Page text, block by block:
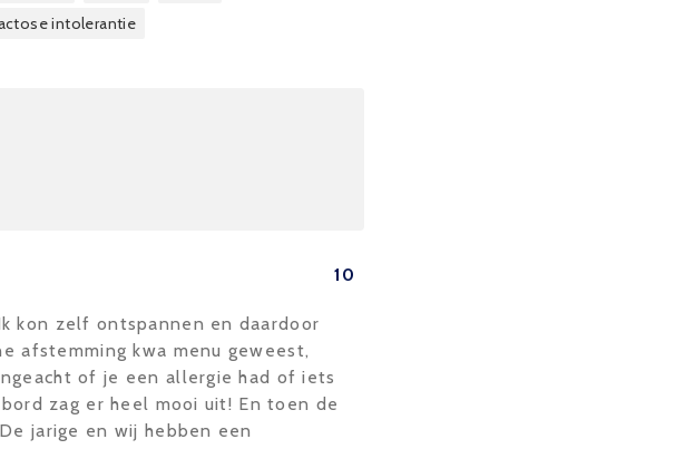
intolerantie
10
kon zelf ontspannen en daardoor
afstemming kwa menu geweest,
of je een allergie had of iets
zag er heel mooi uit! En toen de
jarige en wij hebben een